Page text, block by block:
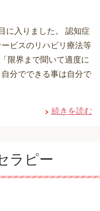
に入りました。 認知症
ビスのリハビリ療法等
限界まで聞いて適度に
分でできる事は自分で
続きを読む
ラピー